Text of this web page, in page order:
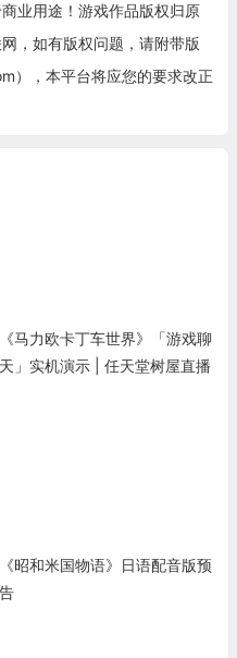
业用途！游戏作品版权归原
，如有版权问题，请附带版
），本平台将应您的要求改正
《马力欧卡丁车世界》「游戏聊
天」实机演示 | 任天堂树屋直播
《昭和米国物语》日语配音版预
告